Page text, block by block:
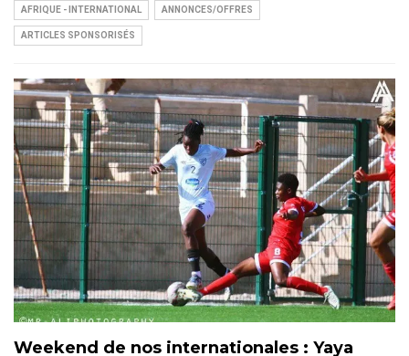
AFRIQUE - INTERNATIONAL ANNONCES/OFFRES
ARTICLES SPONSORISÉS
Weekend de nos internationales : Yaya